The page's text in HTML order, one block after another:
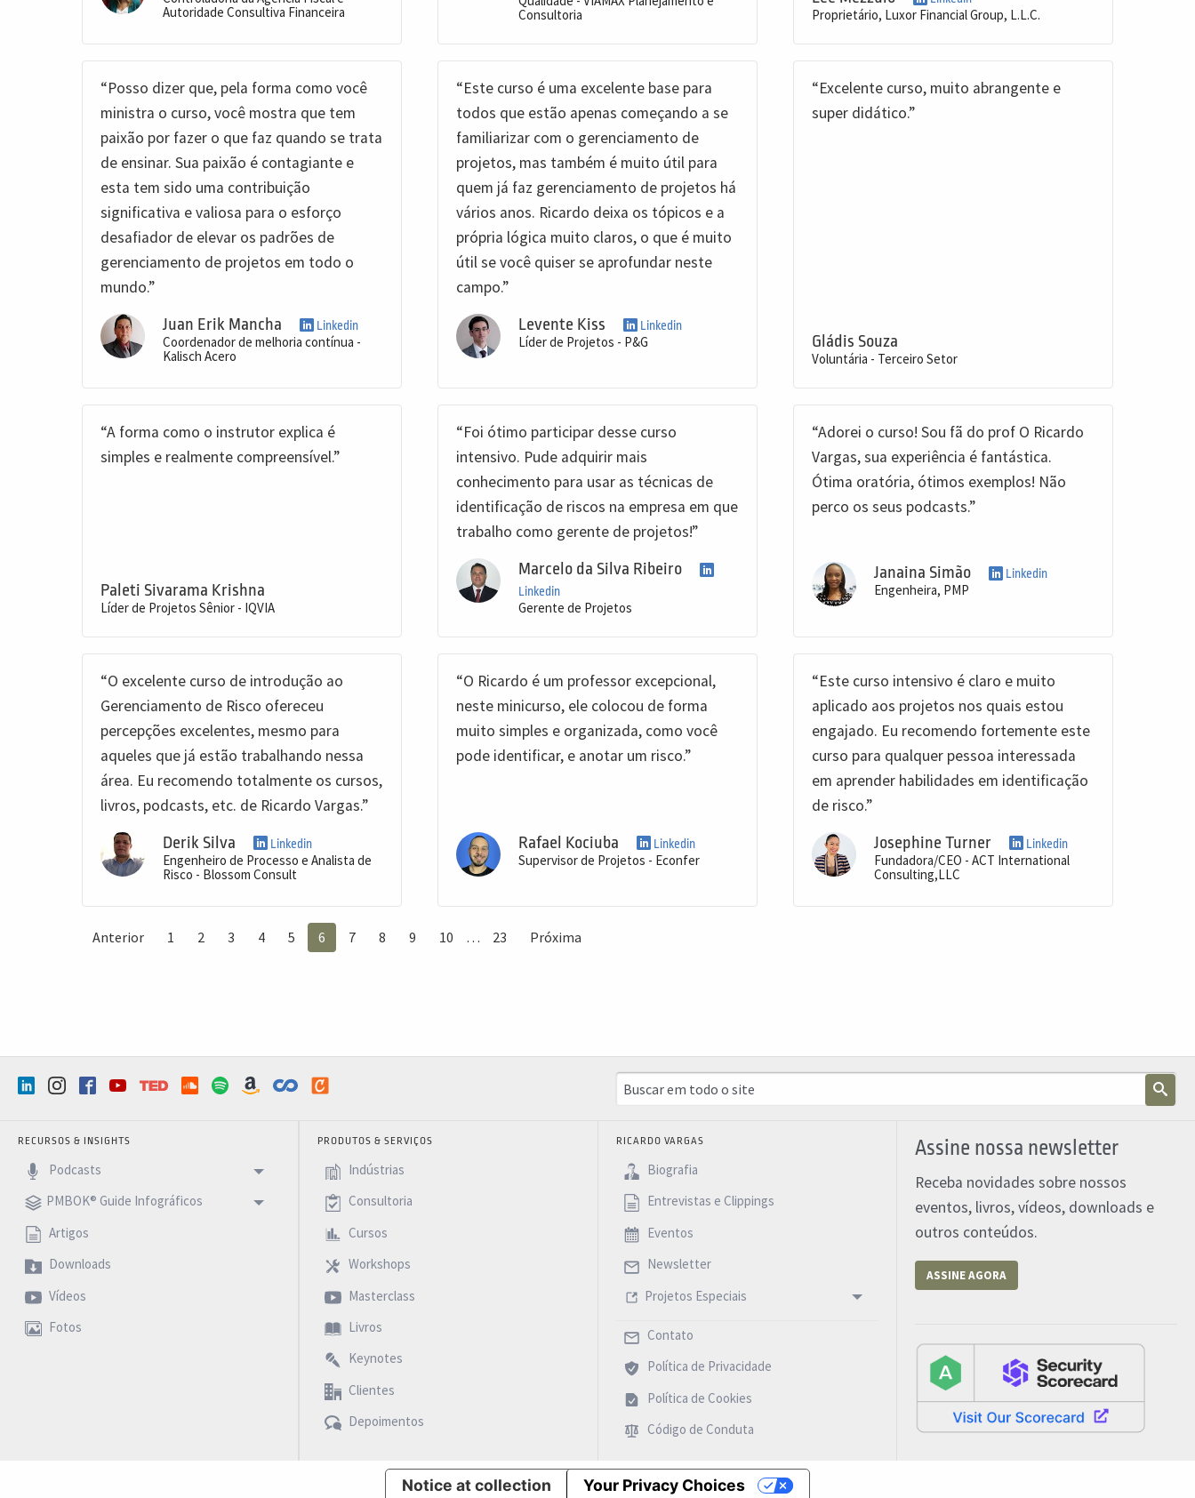
Autoridade Consultiva Financeira
Consultoria
Proprietário, Luxor Financial Group, L.L.C.
“Posso dizer que, pela forma como você
ministra o curso, você mostra que tem
paixão por fazer o que faz quando se trata
de ensinar. Sua paixão é contagiante e
esta tem sido uma contribuição
significativa e valiosa para o esforço
desafiador de elevar os padrões de
gerenciamento de projetos em todo o
mundo.”
Juan Erik Mancha
Linkedin
Coordenador de melhoria contínua -
Kalisch Acero
“Este curso é uma excelente base para
todos que estão apenas começando a se
familiarizar com o gerenciamento de
projetos, mas também é muito útil para
quem já faz gerenciamento de projetos há
vários anos. Ricardo deixa os tópicos e a
própria lógica muito claros, o que é muito
útil se você quiser se aprofundar neste
campo.”
Levente Kiss
Linkedin
Líder de Projetos - P&G
“Excelente curso, muito abrangente e
super didático.”
Gládis Souza
Voluntária - Terceiro Setor
“A forma como o instrutor explica é
simples e realmente compreensível.”
Paleti Sivarama Krishna
Líder de Projetos Sênior - IQVIA
“Foi ótimo participar desse curso
intensivo. Pude adquirir mais
conhecimento para usar as técnicas de
identificação de riscos na empresa em que
trabalho como gerente de projetos!”
Marcelo da Silva Ribeiro
Linkedin
Gerente de Projetos
“Adorei o curso! Sou fã do prof O Ricardo
Vargas, sua experiência é fantástica.
Ótima oratória, ótimos exemplos! Não
perco os seus podcasts.”
Janaina Simão Linkedin
Engenheira, PMP
“O excelente curso de introdução ao
Gerenciamento de Risco ofereceu
percepções excelentes, mesmo para
aqueles que já estão trabalhando nessa
área. Eu recomendo totalmente os cursos,
livros, podcasts, etc. de Ricardo Vargas.”
Derik Silva
Linkedin
Engenheiro de Processo e Analista de
Risco - Blossom Consult
“O Ricardo é um professor excepcional,
neste minicurso, ele colocou de forma
muito simples e organizada, como você
pode identificar, e anotar um risco.”
Rafael Kociuba Linkedin
Supervisor de Projetos - Econfer
“Este curso intensivo é claro e muito
aplicado aos projetos nos quais estou
engajado. Eu recomendo fortemente este
curso para qualquer pessoa interessada
em aprender habilidades em identificação
de risco.”
Josephine Turner
Linkedin
Fundadora/CEO - ACT International
Consulting,LLC
Anterior 1 2 3 4 5 6 7 8 9 10 … 23 Próxima
RECURSOS & INSIGHTS
Podcasts
PMBOK® Guide Infográficos
Artigos
Downloads
Vídeos
Fotos
PRODUTOS & SERVIÇOS
Indústrias
Consultoria
Cursos
Workshops
Masterclass
Livros
Keynotes
Clientes
Depoimentos
RICARDO VARGAS
Biografia
Entrevistas e Clippings
Eventos
Newsletter
Projetos Especiais
Contato
Política de Privacidade
Política de Cookies
Código de Conduta
Assine nossa newsletter
Receba novidades sobre nossos
eventos, livros, vídeos, downloads e
outros conteúdos.
ASSINE AGORA
Notice at collection Your Privacy Choices